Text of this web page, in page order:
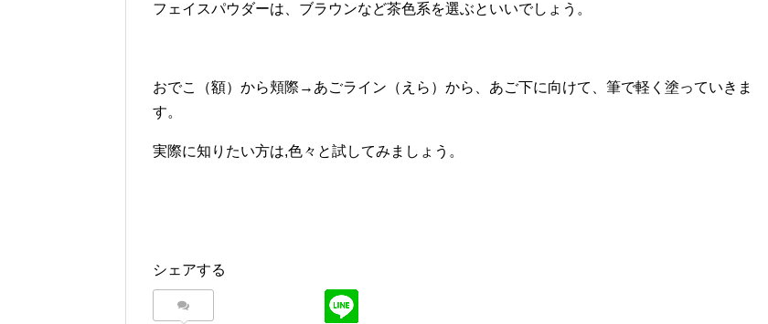
フェイスパウダーは、ブラウンなど茶色系を選ぶといいでしょう。
おでこ（額）から頬際→あごライン（えら）から、あご下に向けて、筆で軽く塗っていきま
す。
実際に知りたい方は,色々と試してみましょう。
シェアする